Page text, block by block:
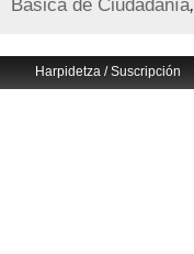
Básica de Ciudadanía
Harpidetza / Suscripción